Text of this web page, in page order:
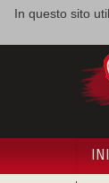
In questo sito